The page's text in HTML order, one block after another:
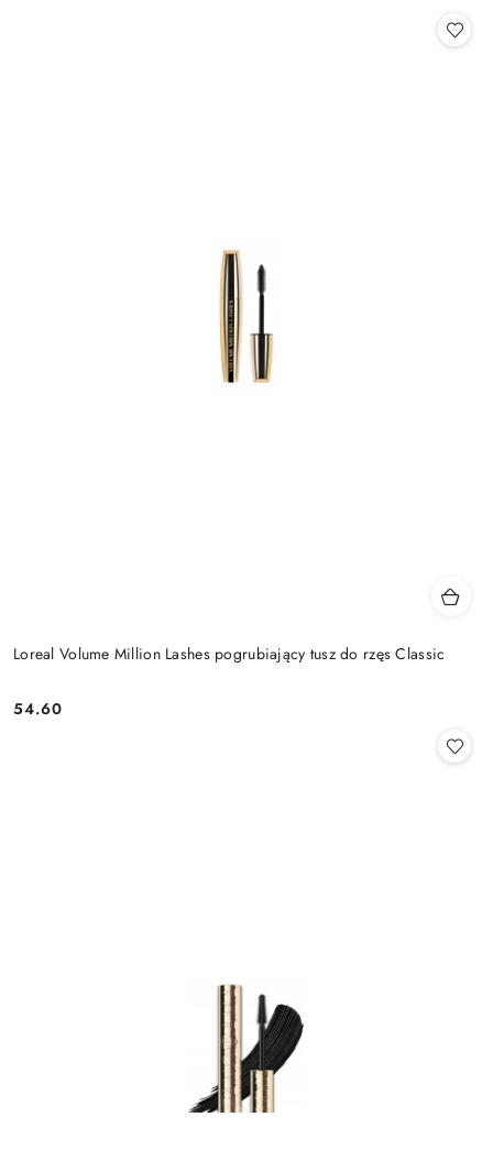
Loreal Volume Million Lashes pogrubiający tusz do rzęs Classic
Cena:
54.60